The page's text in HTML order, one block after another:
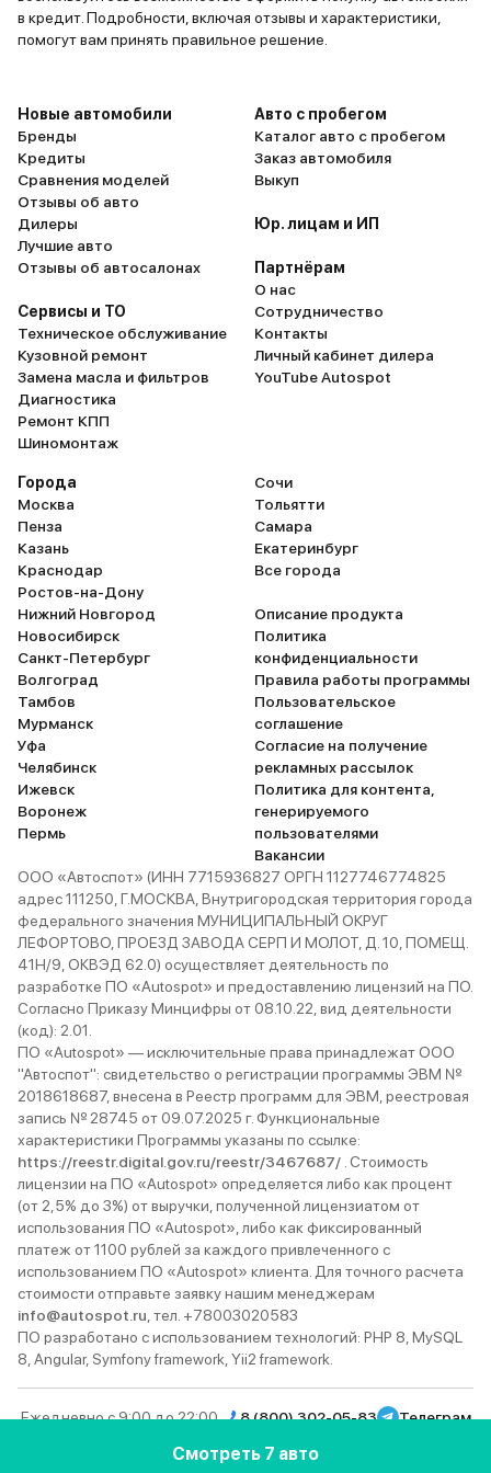
Смотреть 7 авто
неё уже стоит покупать, потому
что машина как парит над
салоне полнейшая тишина. Да,
ещё на липучке, но всё-же, 120-
130 скорость и ни единого шума,
даже когда на яму наскакиваю. А
ещё чем зацепил С5 aircross, так
это своим уютным салоном. Вот
сел и прилип к сиденью, иногда
даже выходить не хочется,
особенно в нынешнюю погоду. По
технике всё ок: хорошие фары,
отчётливые тормоза, острый руль,
никакой валкости. Машина
высокая, просторная, это не
компактный кросс,
полноразмерный, уверенный,
современный. Да, кто-то из
друзей и знакомых говорит что за
эти деньги можно было взять
более навороченного китайца, но
мне и массажа сидений в С5
aircross с головой. А вестись на
ассистента парковки, который по
итогу не будет работать, ну его.
качество
сидений и
очень
aircross
потому
в кредит. Подробности, включая отзывы и характеристики,
помогут вам принять правильное решение.
Новые автомобили
Бренды
Кредиты
Сравнения моделей
Отзывы об авто
Дилеры
Лучшие авто
Отзывы об автосалонах
Сервисы и ТО
Техническое обслуживание
Кузовной ремонт
Замена масла и фильтров
Диагностика
Ремонт КПП
Шиномонтаж
Авто с пробегом
Каталог авто с пробегом
Заказ автомобиля
Выкуп
Юр. лицам и ИП
Партнёрам
О нас
Сотрудничество
Контакты
Личный кабинет дилера
YouTube Autospot
Города
Москва
Пенза
Казань
Краснодар
Ростов-на-Дону
Нижний Новгород
Новосибирск
Санкт-Петербург
Волгоград
Тамбов
Мурманск
Уфа
Челябинск
Ижевск
Воронеж
Пермь
Сочи
Тольятти
Самара
Екатеринбург
Все города
Описание продукта
Политика
конфиденциальности
Правила работы программы
Пользовательское
соглашение
Согласие на получение
рекламных рассылок
Политика для контента,
генерируемого
пользователями
Вакансии
ООО «Автоспот» (ИНН 7715936827 ОРГН 1127746774825
адрес 111250, Г.МОСКВА, Внутригородская территория города
федерального значения МУНИЦИПАЛЬНЫЙ ОКРУГ
ЛЕФОРТОВО, ПРОЕЗД ЗАВОДА СЕРП И МОЛОТ, Д. 10, ПОМЕЩ.
41Н/9, ОКВЭД 62.0) осуществляет деятельность по
разработке ПО «Autospot» и предоставлению лицензий на ПО.
Согласно Приказу Минцифры от 08.10.22, вид деятельности
(код): 2.01.
ПО «Autospot» — исключительные права принадлежат ООО
"Автоспот": свидетельство о регистрации программы ЭВМ №
2018618687, внесена в Реестр программ для ЭВМ, реестровая
запись № 28745 от 09.07.2025 г. Функциональные
характеристики Программы указаны по ссылке:
https://reestr.digital.gov.ru/reestr/3467687/ . Стоимость
лицензии на ПО «Autospot» определяется либо как процент
(от 2,5% до 3%) от выручки, полученной лицензиатом от
использования ПО «Autospot», либо как фиксированный
платеж от 1100 рублей за каждого привлеченного с
использованием ПО «Autospot» клиента. Для точного расчета
стоимости отправьте заявку нашим менеджерам
info@autospot.ru , тел. +78003020583
ПО разработано с использованием технологий: PHP 8, MySQL
8, Angular, Symfony framework, Yii2 framework.
Ежедневно с 9:00 до 22:00 8 (800) 302-05-83
Телеграм
© 2013–2026 Autospot